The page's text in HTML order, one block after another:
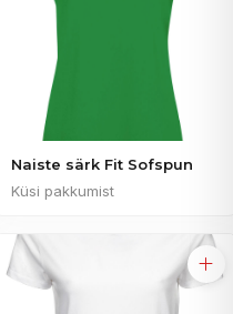
Naiste särk Fit Sofspun
Küsi pakkumist